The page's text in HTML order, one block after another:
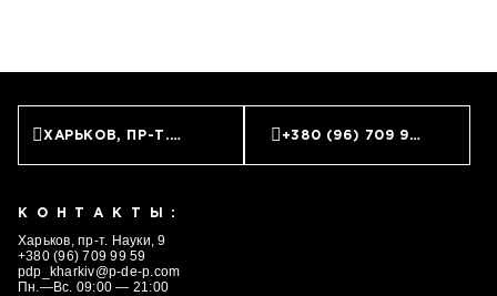
ХАРЬКОВ, ПР-Т. НАУКИ, 9 +380 (96) 709 99 59
КОНТАКТЫ:
Харьков, пр-т. Науки, 9
+380 (96) 709 99 59
pdp_kharkiv@p-de-p.com
Пн.—Вс. 09:00 — 21:00